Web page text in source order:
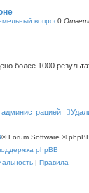
вопрос0
более 1000
® Forum Software ©
phpBB
| Правила